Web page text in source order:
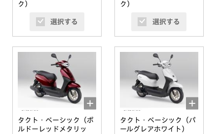
ク）
選択する
ク）
選択する
タクト・ベーシック（ボ
ルドーレッドメタリッ
タクト・ベーシック（パ
ールグレアホワイト）